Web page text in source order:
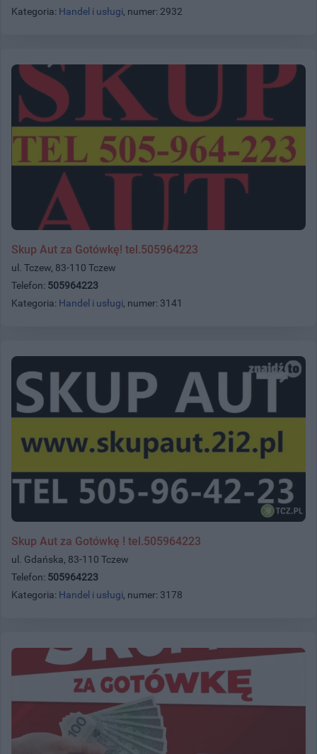
Kategoria: Handel i usługi, numer: 2932
Skup Aut za Gotówkę! tel.505964223
ul. Tczew, 83-110 Tczew
Telefon: 505964223
Kategoria: Handel i usługi, numer: 3141
Skup Aut za Gotówkę ! tel.505964223
ul. Gdańska, 83-110 Tczew
Telefon: 505964223
Kategoria: Handel i usługi, numer: 3178